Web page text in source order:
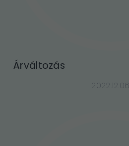
Árváltozás
2022.12.06.